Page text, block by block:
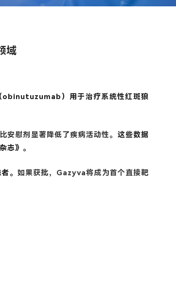
域
obinutuzumab）用于治疗系统性红斑狼
安慰剂显著降低了疾病活动性。 这些数据
志》。
。 如果获批，Gazyva将成为首个直接靶